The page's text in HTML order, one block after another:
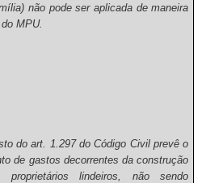
não pode ser aplicada de maneira
MPU.
do art. 1.297 do Código Civil prevê o
de gastos decorrentes da construção
lindeiros, não sendo